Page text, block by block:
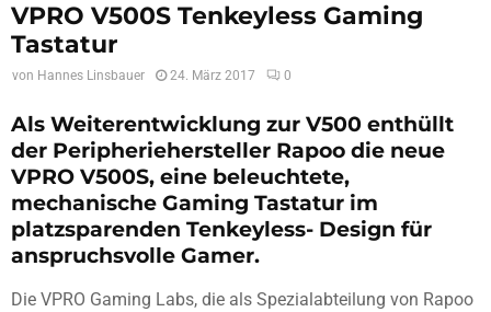
VPRO V500S Tenkeyless Gaming
Tastatur
von Hannes Linsbauer 24. März 2017 0
Als Weiterentwicklung zur V500 enthüllt
der Peripheriehersteller Rapoo die neue
VPRO V500S, eine beleuchtete,
mechanische Gaming Tastatur im
platzsparenden Tenkeyless- Design für
anspruchsvolle Gamer.
Die VPRO Gaming Labs, die als Spezialabteilung von Rapoo